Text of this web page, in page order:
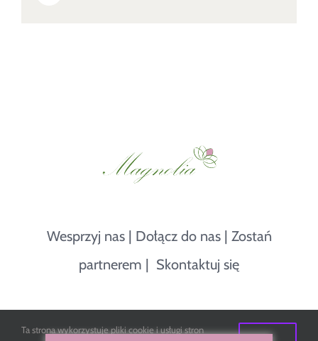
Wesprzyj nas| Dołącz do nas| Zostań
partnerem | Skontaktuj się
© Copyright 2018 - 2026 | Magnolia - Stowarzyszenie|Polityka
Ta strona wykorzystuje pliki cookie i usługi stron